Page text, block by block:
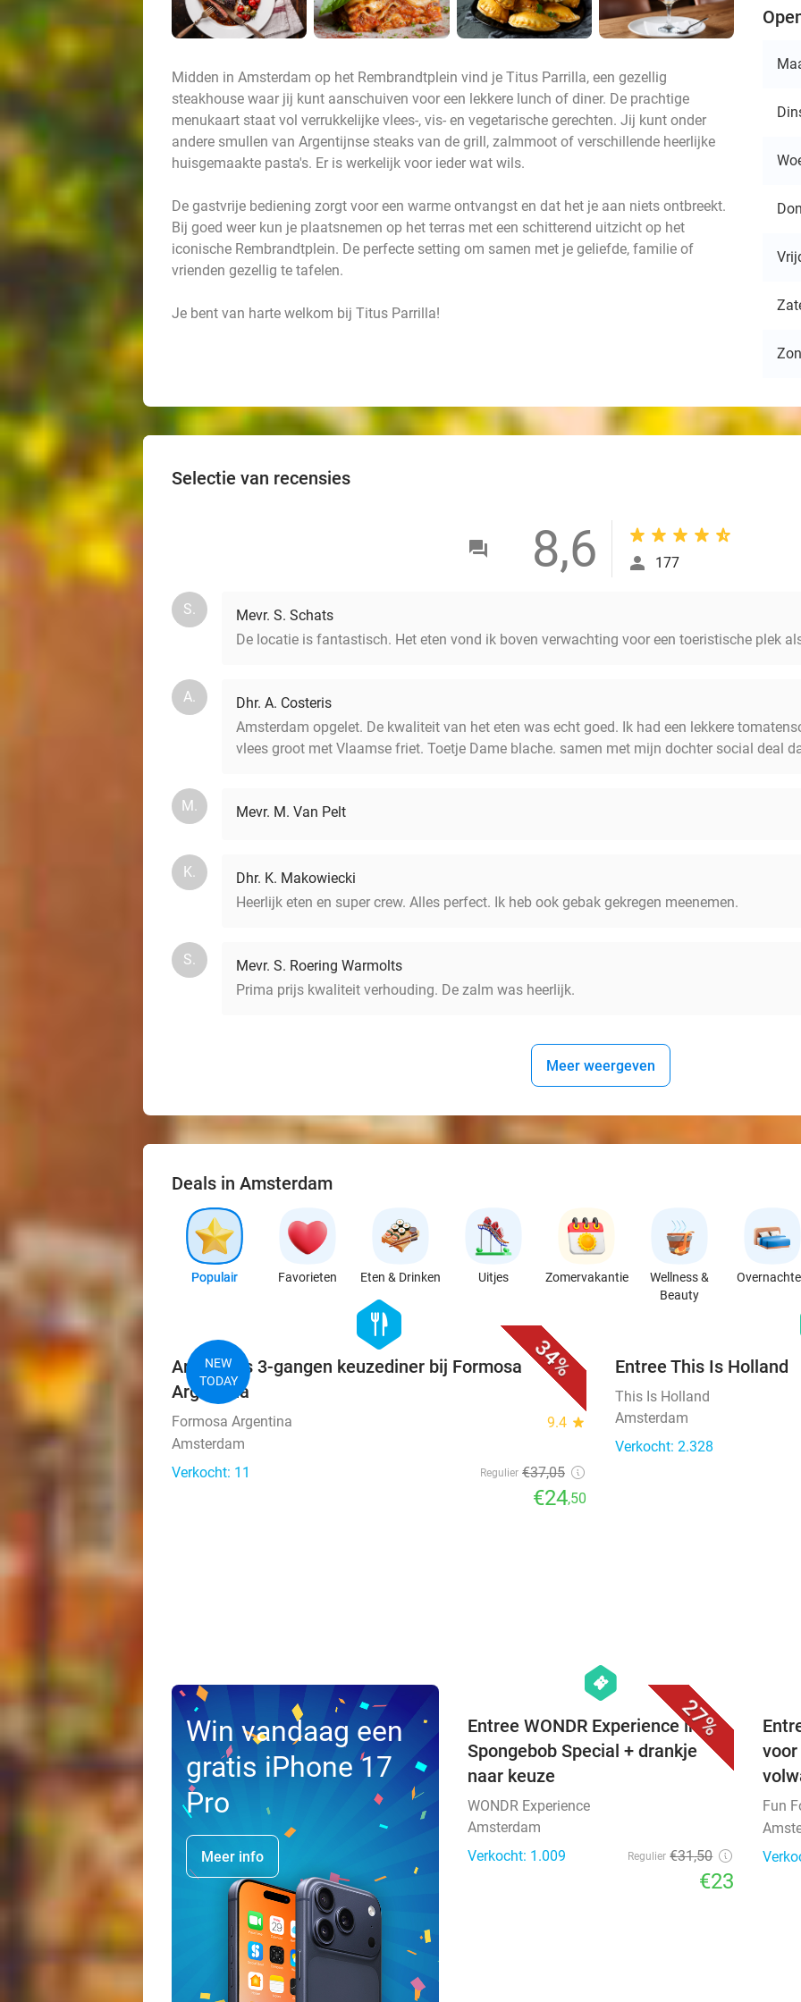
Midden in Amsterdam op het Rembrandtplein vind je Titus Parrilla, een gezellig
steakhouse waar jij kunt aanschuiven voor een lekkere lunch of diner. De prachtige
menukaart staat vol verrukkelijke vlees-, vis- en vegetarische gerechten. Jij kunt onder
andere smullen van Argentijnse steaks van de grill, zalmmoot of verschillende heerlijke
huisgemaakte pasta's. Er is werkelijk voor ieder wat wils.
De gastvrije bediening zorgt voor een warme ontvangst en dat het je aan niets ontbreekt.
Bij goed weer kun je plaatsnemen op het terras met een schitterend uitzicht op het
iconische Rembrandtplein. De perfecte setting om samen met je geliefde, familie of
vrienden gezellig te tafelen.
Je bent van harte welkom bij Titus Parrilla!
Selectie van recensies
8,6 177
S.
Mevr. S. Schats
De locatie is fantastisch. Het eten vond ik boven verwachting voor een toeristische plek
A.
Dhr. A. Costeris
Amsterdam opgelet. De kwaliteit van het eten was echt goed. Ik had een lekkere
vlees groot met Vlaamse friet. Toetje Dame blache. samen met mijn dochter social deal
M. Mevr. M. Van Pelt
K.
Dhr. K. Makowiecki
Heerlijk eten en super crew. Alles perfect. Ik heb ook gebak gekregen meenemen.
S.
Mevr. S. Roering Warmolts
Prima prijs kwaliteit verhouding. De zalm was heerlijk.
Meer weergeven
Deals in Amsterdam
Populair Favorieten Eten & Drinken Uitjes Zomervakantie
Wellness &
Beauty
34%
NEW
TODAY
hexagon
food
Argentijns 3-gangen keuzediner bij Formosa
Argentina
Formosa Argentina 9.4 star
Amsterdam
Verkocht: 11
Regulier €37,05
€24,50
Entree This Is Holland
This Is Holland
Amsterdam
Verkocht: 2.328
Win vandaag een
gratis iPhone 17
Pro
Meer info
27%
hexagon
events
Entree WONDR Experience inc.
Spongebob Special + drankje
naar keuze
WONDR Experience
Amsterdam
Verkocht: 1.009
Regulier €31,50
€23
Fun